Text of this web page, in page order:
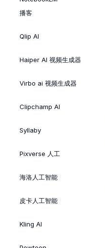
播客
Qlip AI
Haiper AI 视频生成器
Virbo ai 视频生成器
Clipchamp AI
Syllaby
Pixverse 人工
海洛人工智能
皮卡人工智能
Kling AI